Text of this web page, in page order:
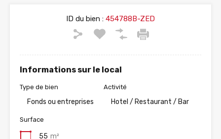
ID du bien : 454788B-ZED
Informations sur le local
Type de bien
Fonds ou entreprises
Activité
Hotel / Restaurant / Bar
Surface
55 m²